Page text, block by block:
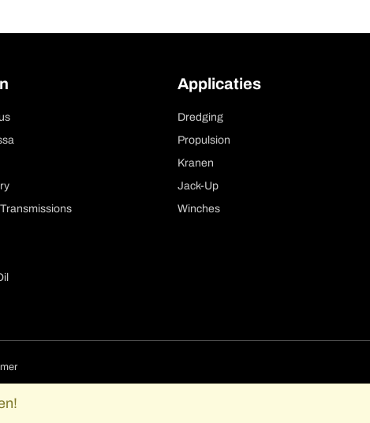
Applicaties
Dredging
Propulsion
Kranen
Jack-Up
Winches